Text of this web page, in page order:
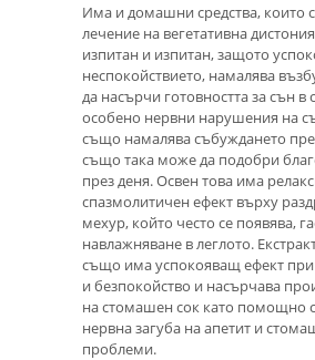
Има и домашни средства, които
лечение на вегетативна
изпитан и изпитан, защото
неспокойствието, намалява
да насърчи готовността за сън в
особено нервни нарушения на
също намалява събуждането
също така може да подобри
през деня. Освен това има
спазмолитичен ефект върху
мехур, който често се появява,
навлажняване в леглото.
също има успокояващ ефект при
и безпокойство и насърчава
на стомашен сок като помощно
нервна загуба на апетит и
проблеми.